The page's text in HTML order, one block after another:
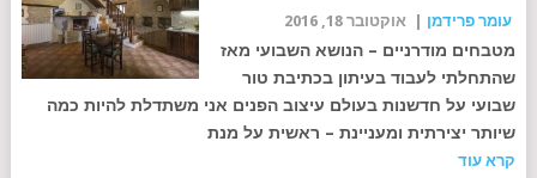
עומר פרידמן אוקטובר 18, 2016
מטבחים מודרניים – הנושא השבועי מאז
שהתחלתי לעבוד בעיתון בכתיבת טור
שבועי על חדשנות בעולם עיצוב הפנים אני משתדלת להיות כמה
שיותר יצירתית ומעניינת – ראשית על מנת
קרא עוד